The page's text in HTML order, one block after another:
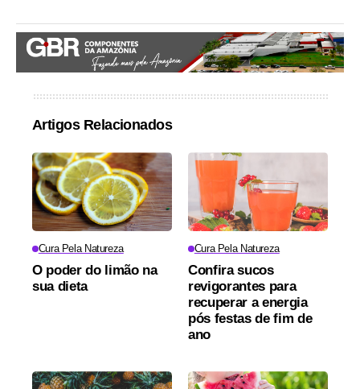
Artigos Relacionados
Cura Pela Natureza
O poder do limão na
sua dieta
Cura Pela Natureza
Confira sucos
revigorantes para
recuperar a energia
pós festas de fim de
ano